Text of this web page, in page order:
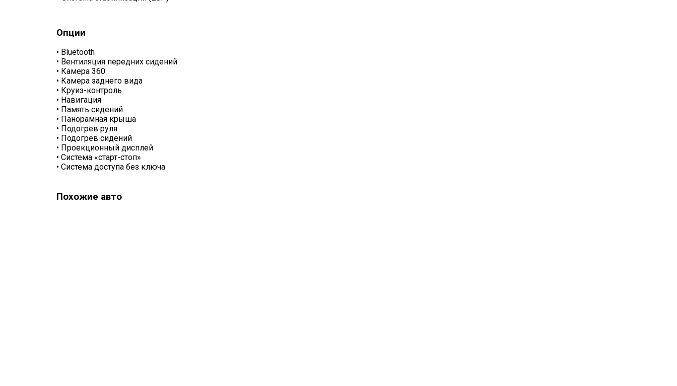
Опции
• Bluetooth
• Вентиляция передних сидений
• Камера 360
• Камера заднего вида
• Круиз-контроль
• Навигация
• Память сидений
• Панорамная крыша
• Подогрев руля
• Подогрев сидений
• Проекционный дисплей
• Система «старт-стоп»
• Система доступа без ключа
Похожие авто